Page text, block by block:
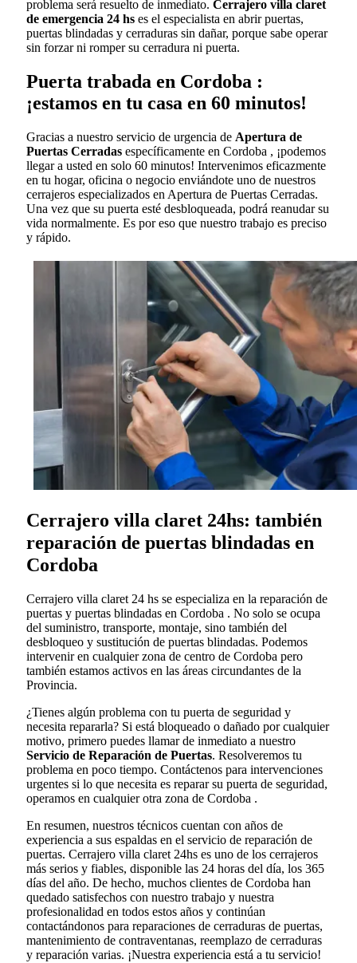
problema será resuelto de inmediato. Cerrajero villa claret
de emergencia 24 hs es el especialista en abrir puertas,
puertas blindadas y cerraduras sin dañar, porque sabe operar
sin forzar ni romper su cerradura ni puerta.
Puerta trabada en Cordoba :
¡estamos en tu casa en 60 minutos!
Gracias a nuestro servicio de urgencia de Apertura de
Puertas Cerradas específicamente en Cordoba , ¡podemos
llegar a usted en solo 60 minutos! Intervenimos eficazmente
en tu hogar, oficina o negocio enviándote uno de nuestros
cerrajeros especializados en Apertura de Puertas Cerradas.
Una vez que su puerta esté desbloqueada, podrá reanudar su
vida normalmente. Es por eso que nuestro trabajo es preciso
y rápido.
Cerrajero villa claret 24hs: también
reparación de puertas blindadas en
Cordoba
Cerrajero villa claret 24 hs se especializa en la reparación de
puertas y puertas blindadas en Cordoba . No solo se ocupa
del suministro, transporte, montaje, sino también del
desbloqueo y sustitución de puertas blindadas. Podemos
intervenir en cualquier zona de centro de Cordoba pero
también estamos activos en las áreas circundantes de la
Provincia.
¿Tienes algún problema con tu puerta de seguridad y
necesita repararla? Si está bloqueado o dañado por cualquier
motivo, primero puedes llamar de inmediato a nuestro
Servicio de Reparación de Puertas. Resolveremos tu
problema en poco tiempo. Contáctenos para intervenciones
urgentes si lo que necesita es reparar su puerta de seguridad,
operamos en cualquier otra zona de Cordoba .
En resumen, nuestros técnicos cuentan con años de
experiencia a sus espaldas en el servicio de reparación de
puertas. Cerrajero villa claret 24hs es uno de los cerrajeros
más serios y fiables, disponible las 24 horas del día, los 365
días del año. De hecho, muchos clientes de Cordoba han
quedado satisfechos con nuestro trabajo y nuestra
profesionalidad en todos estos años y continúan
contactándonos para reparaciones de cerraduras de puertas,
mantenimiento de contraventanas, reemplazo de cerraduras
y reparación varias. ¡Nuestra experiencia está a tu servicio!